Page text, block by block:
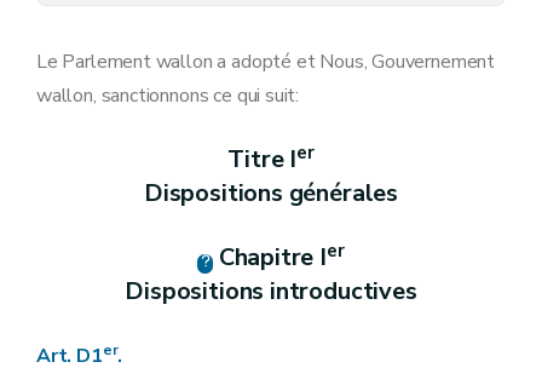
Art. D14
Moyens de conférer une date certaine à un document et computation des délais
Art. D15
Recours administratifs
Art. D18
De la récolte et de la gestion des données
Chapitre I
(Le système intégré de gestion et de contrôle « SIGeC »
(intitulé modifié par le décret du 8 juillet 2021, art. 5.))
Art. D20
Le Parlement wallon a adopté et Nous, Gouvernement
wallon, sanctionnons ce qui suit:
Titre Ier
Dispositions générales
Chapitre Ier
Dispositions introductives
Art. D1er.